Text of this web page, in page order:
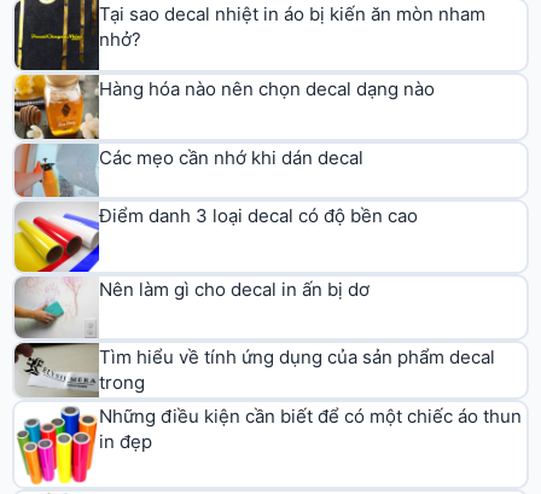
Tại sao decal nhiệt in áo bị kiến ăn mòn nham
nhở?
Hàng hóa nào nên chọn decal dạng nào
Các mẹo cần nhớ khi dán decal
Điểm danh 3 loại decal có độ bền cao
Nên làm gì cho decal in ấn bị dơ
Tìm hiểu về tính ứng dụng của sản phẩm decal
trong
Những điều kiện cần biết để có một chiếc áo thun
in đẹp